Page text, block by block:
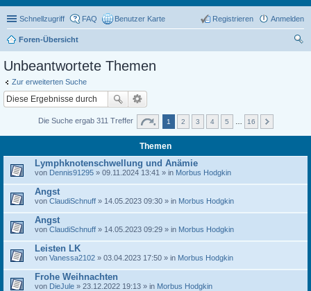
Schnellzugriff FAQ Benutzer Karte Anmelden
Registrieren
Foren-Übersicht
Unbeantwortete Themen
Zur erweiterten Suche
Die Suche ergab 311 Treffer 1 2 3 4 5 16
Themen
Lymphknotenschwellung und Anämie
von Dennis91295 » 09.11.2024 13:41 » in Morbus Hodgkin
Angst
von ClaudiSchnuff » 14.05.2023 09:30 » in Morbus Hodgkin
Angst
von ClaudiSchnuff » 14.05.2023 09:29 » in Morbus Hodgkin
Leisten LK
von Vanessa2102 » 03.04.2023 17:50 » in Morbus Hodgkin
Frohe Weihnachten
von DieJule » 23.12.2022 19:13 » in Morbus Hodgkin